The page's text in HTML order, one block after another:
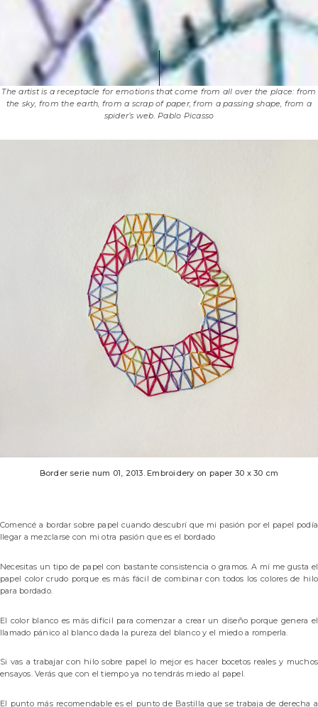
The artist is a receptacle for emotions that come from all over the place: from
the sky, from the earth, from a scrap of paper, from a passing shape, from a
spider’s web. Pablo Picasso
Border serie num 01, 2013. Embroidery on paper 30 x 30 cm
Comencé a bordar sobre papel cuando descubrí que mi pasión por el papel podía
llegar a mezclarse con mi otra pasión que es el bordado
Necesitas un tipo de papel con bastante consistencia o gramos. A mí me gusta el
papel color crudo porque es más fácil de combinar con todos los colores de hilo
para bordado.
El color blanco es más difícil para comenzar a crear un diseño porque genera el
llamado pánico al blanco dada la pureza del blanco y el miedo a romperla.
Si vas a trabajar con hilo sobre papel lo mejor es hacer bocetos reales y muchos
ensayos. Verás que con el tiempo ya no tendrás miedo al papel.
El punto más recomendable es el punto de Bastilla que se trabaja de derecha a